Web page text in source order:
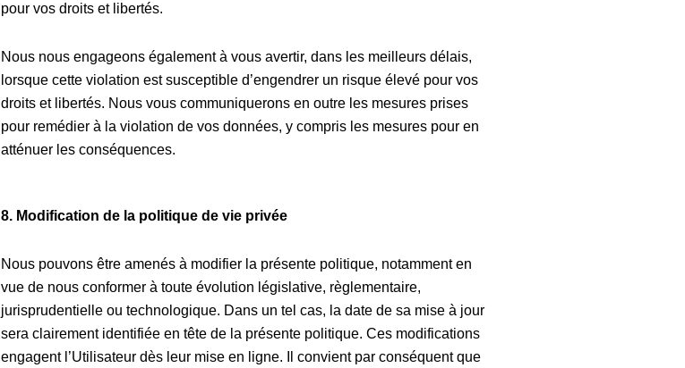
pour vos droits et libertés.
Nous nous engageons également à vous avertir, dans les meilleurs délais,
lorsque cette violation est susceptible d’engendrer un risque élevé pour vos
droits et libertés. Nous vous communiquerons en outre les mesures prises
pour remédier à la violation de vos données, y compris les mesures pour en
atténuer les conséquences.
8. Modification de la politique de vie privée
Nous pouvons être amenés à modifier la présente politique, notamment en
vue de nous conformer à toute évolution législative, règlementaire,
jurisprudentielle ou technologique. Dans un tel cas, la date de sa mise à jour
sera clairement identifiée en tête de la présente politique. Ces modifications
engagent l’Utilisateur dès leur mise en ligne. Il convient par conséquent que